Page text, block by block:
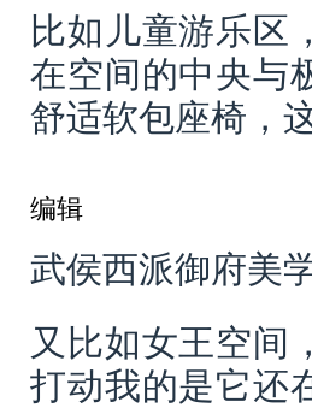
比如儿童游乐区
在空间的中央与
舒适软包座椅，
编辑
武侯西派御府美
又比如女王空间
打动我的是它还